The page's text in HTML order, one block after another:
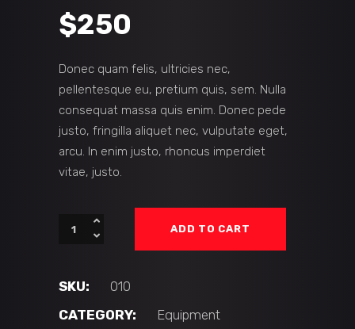
$250
Donec quam felis, ultricies nec,
pellentesque eu, pretium quis, sem. Nulla
consequat massa quis enim. Donec pede
justo, fringilla aliquet nec, vulputate eget,
arcu. In enim justo, rhoncus imperdiet
vitae, justo.
VR
ADD TO CART
SKU:
010
CATEGORY:
Equipment